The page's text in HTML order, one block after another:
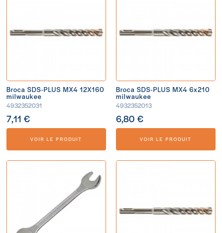
Broca SDS-PLUS MX4 12X160
milwaukee
4932352031
7,11 €
VOIR LE PRODUIT
Broca SDS-PLUS MX4 6x210
milwaukee
4932352013
6,80 €
VOIR LE PRODUIT